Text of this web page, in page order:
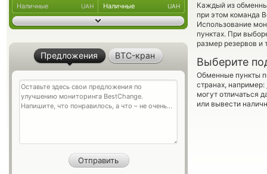
Каждый из
при этом команда
Использование
пунктах. При
размер резервов и
Выберите
Обменные пункты
странах, например:
могут отличаться
или вывести
Наличные UAH Наличные UAH
Предложения BTC-кран